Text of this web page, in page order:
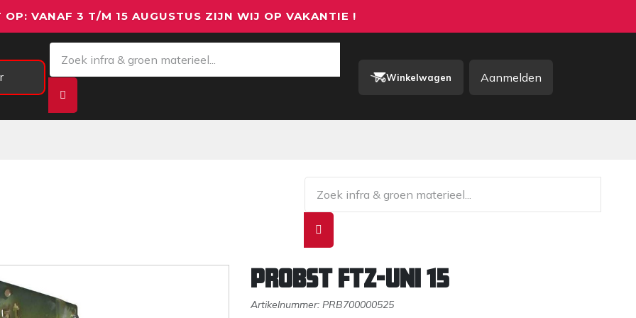
OP: VANAF 3 T/M 15 AUGUSTUS ZIJN WIJ OP VAKANTIE !
Winkelwagen Aanmelden
PROBST FTZ-UNI 15
Artikelnummer: PRB700000525